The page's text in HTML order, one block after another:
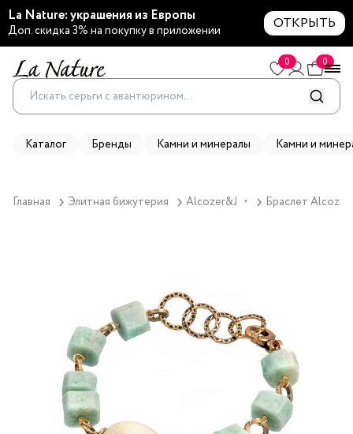
La Nature: украшения из Европы
Доп. скидка 3% на покупку в приложении ОТКРЫТЬ
0 0
Каталог Бренды Камни и минералы Камни и
Главная Элитная бижутерия Alcozer&J ▼ Браслет